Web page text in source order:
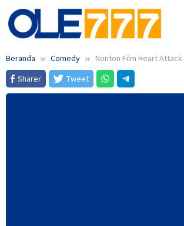
Loncat
ke
konten
Beranda Comedy
Nonton Film Heart Attack
Sharer
Tweet